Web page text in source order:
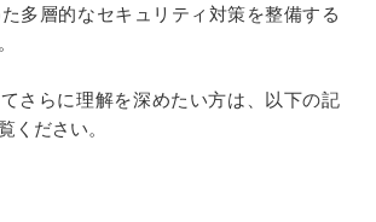
多層的なセキュリティ対策を整備する
さらに理解を深めたい方は、以下の記
ください。